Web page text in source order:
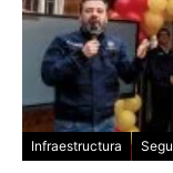
Infraestructura